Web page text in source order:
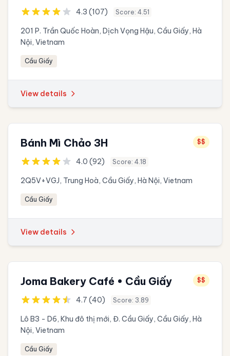
4.3 (107) Score: 4.51
201 P. Trần Quốc Hoàn, Dịch Vọng Hậu, Cầu Giấy, Hà
Nội, Vietnam
Cầu Giấy
View details
Bánh Mì Chảo 3H $$
4.0 (92) Score: 4.18
2Q5V+VGJ, Trung Hoà, Cầu Giấy, Hà Nội, Vietnam
Cầu Giấy
View details
Joma Bakery Café • Cầu Giấy $$
4.7 (40) Score: 3.89
Lô B3 - D6, Khu đô thị mới, Đ. Cầu Giấy, Cầu Giấy, Hà
Nội, Vietnam
Cầu Giấy